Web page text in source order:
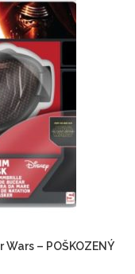
– POŠKOZENÝ